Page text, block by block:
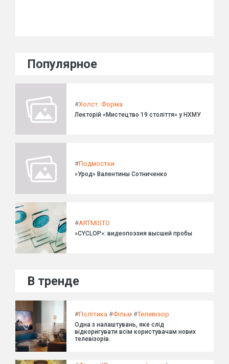
Популярное
#Холст. Форма
Лекторій «Мистецтво 19 століття» у НХМУ
#Подмостки
»Урод» Валентины Сотниченко
#ARTMISTO
»CYCLOP»: видеопоэзия высшей пробы
В тренде
#Політика #Фільм #Телевізор
Одна з налаштувань, яке слід
відкоригувати всім користувачам нових
телевізорів.